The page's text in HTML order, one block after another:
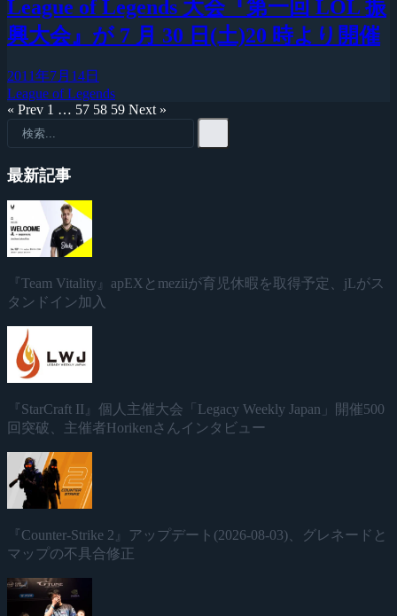
League of Legends 大会『第一回 LOL 振
興大会』が 7 月 30 日(土)20 時より開催
2011年7月14日
League of Legends
« Prev 1 … 57 58 59 Next »
最新記事
『Team Vitality』apEXとmeziiが育児休暇を取得予定、jLがス
タンドイン加入
『StarCraft II』個人主催大会「Legacy Weekly Japan」開催500
回突破、主催者Horikenさんインタビュー
『Counter-Strike 2』アップデート(2026-08-03)、グレネードと
マップの不具合修正